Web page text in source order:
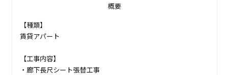
概要
【種類】
賃貸アパート
【工事内容】
・廊下長尺シート張替工事